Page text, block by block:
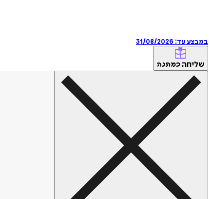
במבצע עד: 31/08/2026
שליחה כמתנה